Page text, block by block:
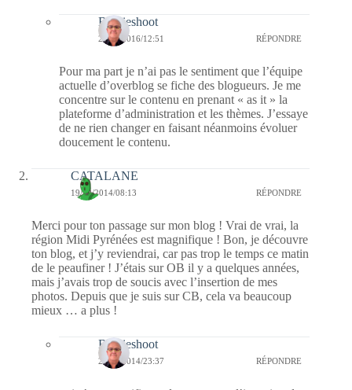
Bernieshoot
22/01/2016/12:51 RÉPONDRE
Pour ma part je n’ai pas le sentiment que l’équipe
actuelle d’overblog se fiche des blogueurs. Je me
concentre sur le contenu en prenant « as it » la
plateforme d’administration et les thèmes. J’essaye
de ne rien changer en faisant néanmoins évoluer
doucement le contenu.
CATALANE
19/10/2014/08:13 RÉPONDRE
Merci pour ton passage sur mon blog ! Vrai de vrai, la
région Midi Pyrénées est magnifique ! Bon, je découvre
ton blog, et j’y reviendrai, car pas trop le temps ce matin
de le peaufiner ! J’étais sur OB il y a quelques années,
mais j’avais trop de soucis avec l’insertion de mes
photos. Depuis que je suis sur CB, cela va beaucoup
mieux … a plus !
Bernieshoot
25/10/2014/23:37 RÉPONDRE